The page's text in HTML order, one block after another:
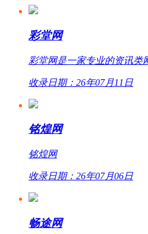
彩堂网
彩堂网是一家专业的资讯类
收录日期：26年07月11日
铭煌网
铭煌网
收录日期：26年07月06日
畅途网